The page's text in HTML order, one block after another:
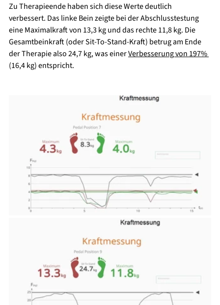
Zu Therapieende haben sich diese Werte deutlich
verbessert. Das linke Bein zeigte bei der Abschlusstestung
eine Maximalkraft von 13,3 kg und das rechte 11,8 kg. Die
Gesamtbeinkraft (oder Sit-To-Stand-Kraft) betrug am Ende
der Therapie also 24,7 kg, was einer Verbesserung von 197%
(16,4 kg) entspricht.